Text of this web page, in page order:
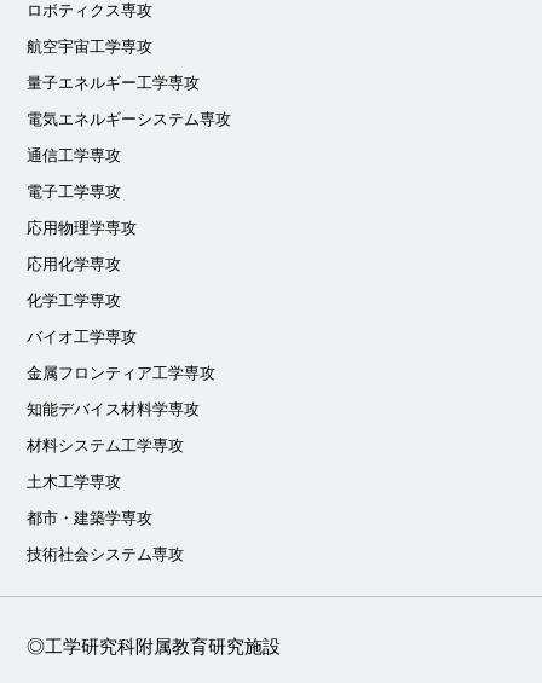
ロボティクス専攻
航空宇宙工学専攻
量子エネルギー工学専攻
電気エネルギーシステム専攻
通信工学専攻
電子工学専攻
応用物理学専攻
応用化学専攻
化学工学専攻
バイオ工学専攻
金属フロンティア工学専攻
知能デバイス材料学専攻
材料システム工学専攻
土木工学専攻
都市・建築学専攻
技術社会システム専攻
◎工学研究科附属教育研究施設